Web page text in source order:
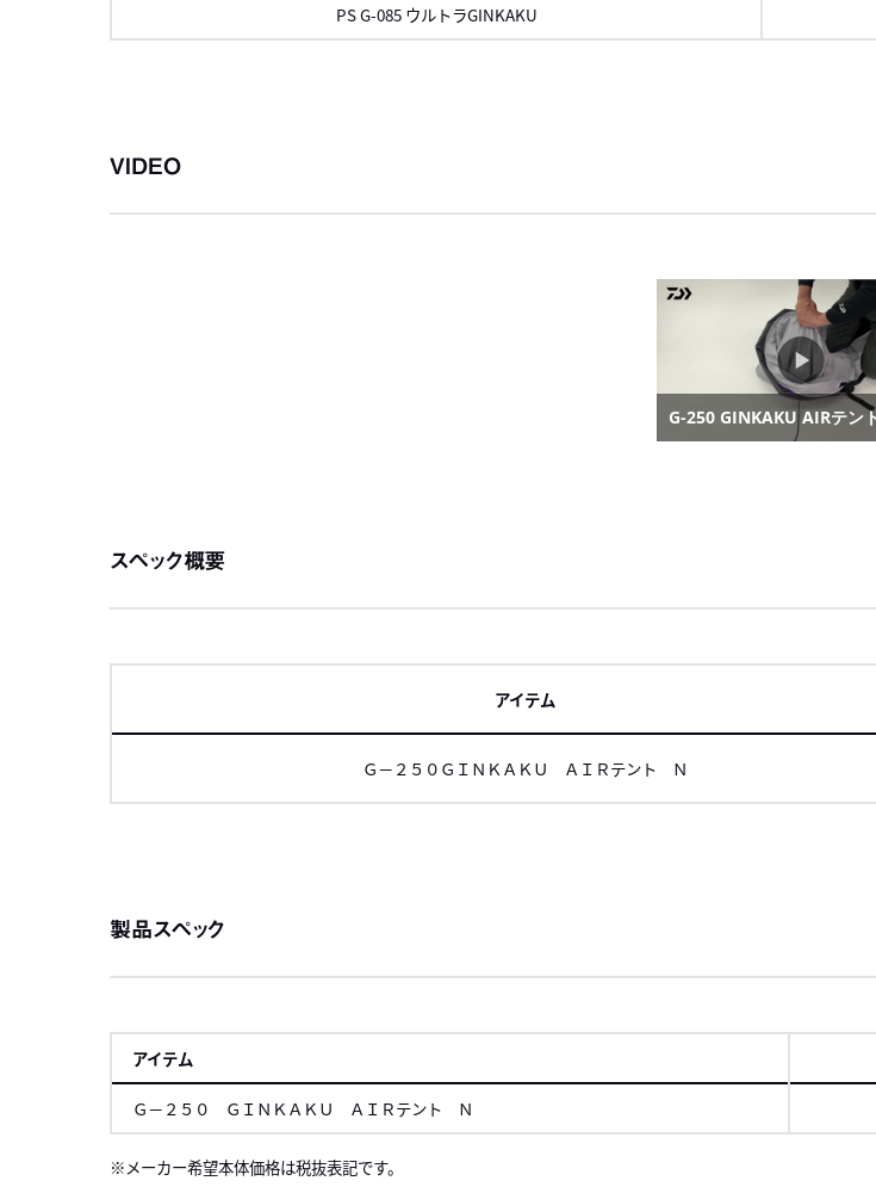
PS G-085 ウルトラGINKAKU
VIDEO
スペック概要
アイテム
Ｇ－２５０ＧＩＮＫＡＫＵ ＡＩＲテント Ｎ
製品スペック
アイテム
Ｇ－２５０ ＧＩＮＫＡＫＵ ＡＩＲテント Ｎ
メーカー希望本体価格は税抜表記です。